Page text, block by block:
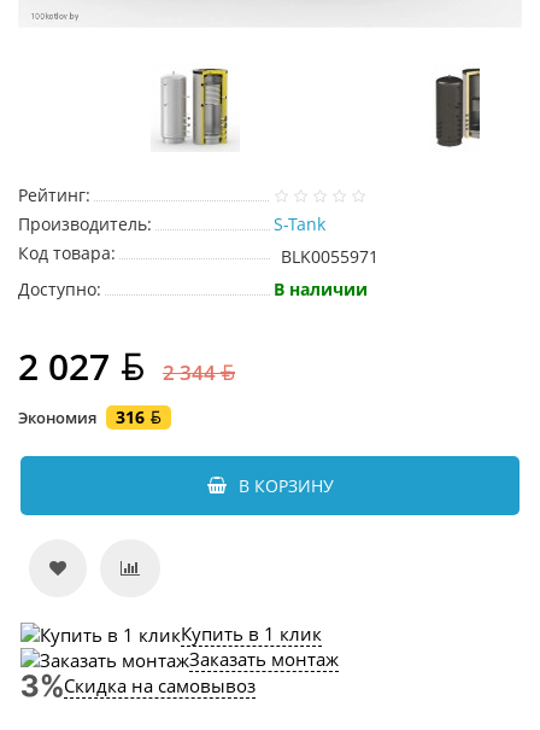
Рейтинг:
Производитель:
S-Tank
Код товара:
BLK0055971
Доступно:
В наличии
2 027 2 344
Экономия 316
В КОРЗИНУ
Купить в 1 клик
Заказать монтаж
Скидка на самовывоз